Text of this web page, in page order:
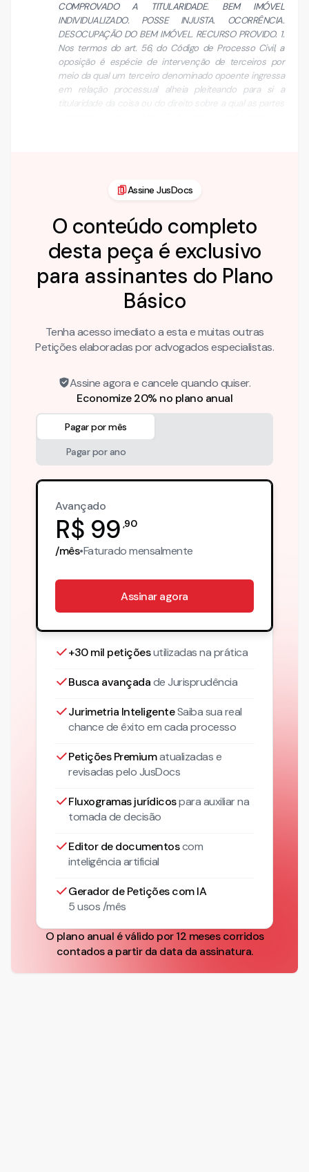
COMPROVADO A TITULARIDADE. BEM IMÓVEL
INDIVIDUALIZADO. POSSE INJUSTA. OCORRÊNCIA.
DESOCUPAÇÃO DO BEM IMÓVEL. RECURSO PROVIDO. 1.
Nos termos do art. 56, do Código de Processo Civil, a
oposição é espécie de intervenção de terceiros por
meio da qual um terceiro denominado opoente ingressa
em relação processual alheia pleiteando para si a
titularidade da coisa ou do direito sobre a qual as partes
Assine JusDocs
O conteúdo completo
desta peça é exclusivo
para assinantes do Plano
Básico
Tenha acesso imediato a esta e muitas outras
Petições elaboradas por advogados especialistas.
Assine agora e cancele quando quiser.
Economize 20% no plano anual
Pagar por mês
Pagar por ano
Avançado
R$ 99 ,90
/mês•Faturadomensalmente
Assinar agora
+30 mil petiçõesutilizadas na prática
Busca avançadade Jurisprudência
Jurimetria InteligenteSaiba sua real
chance de êxito em cada processo
Petições Premiumatualizadase
revisadas pelo JusDocs
Fluxogramas jurídicospara auxiliar na
tomada de decisão
Editor de documentoscom
inteligência artificial
Gerador de Petições com IA
5 usos /mês
O plano anual é válido por 12 meses corridos
contados a partir da data da assinatura.